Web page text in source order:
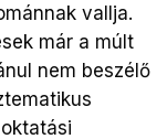
vallja.
már a múlt
nem beszélő